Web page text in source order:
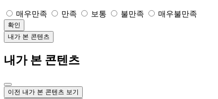
매우만족 만족 보통 불만족 매우불만족
확인
내가 본 콘텐츠
내가 본 콘텐츠
이전 내가 본 콘텐츠 보기